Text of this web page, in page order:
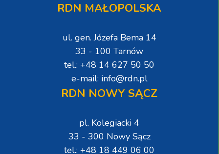
RDN MAŁOPOLSKA
ul. gen. Józefa Bema 14
33 - 100 Tarnów
tel.: +48 14 627 50 50
e-mail: info@rdn.pl
RDN NOWY SĄCZ
pl. Kolegiacki 4
33 - 300 Nowy Sącz
tel.: +48 18 449 06 00